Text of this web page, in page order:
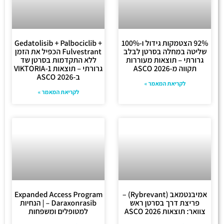
92% הצטמקות גידול ו-100%
שליטה במחלה בסרטן לבלב
גרורתי – תוצאות מעוררות
תקווה מ-ASCO 2026
לקריאת המאמר »
Gedatolisib + Palbociclib +
Fulvestrant הכפיל את הזמן
ללא התקדמות בסרטן שד
גרורתי – תוצאות VIKTORIA-1
ב-ASCO 2026
לקריאת המאמר »
אמיבנטמאב (Rybrevant) –
פריצת דרך בסרטן ראש
צוואר: תוצאות ASCO 2026
Expanded Access Program
– Daraxonrasib | הנחיות
למטופלים ומשפחות